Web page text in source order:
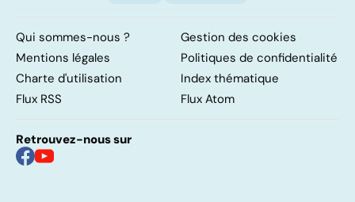
Qui sommes-nous ?
Gestion des cookies
Mentions légales
Politiques de confidentialité
Charte d'utilisation
Index thématique
Flux RSS
Flux Atom
Retrouvez-nous sur